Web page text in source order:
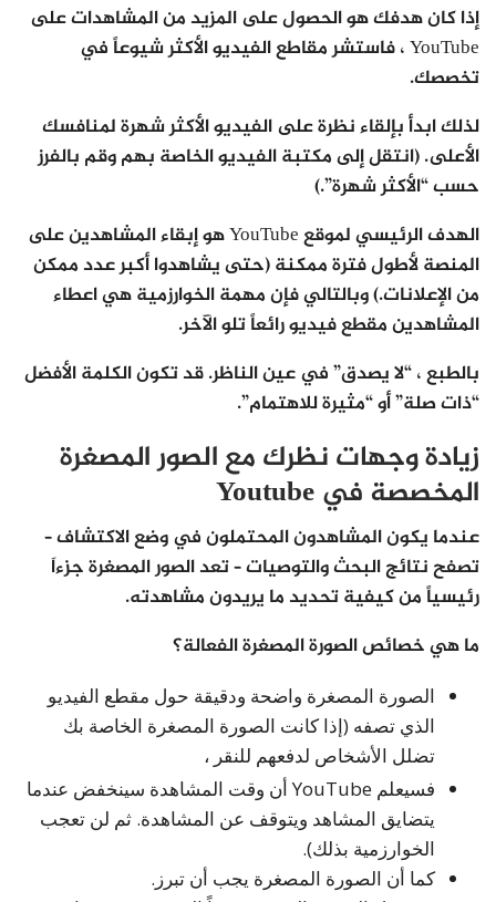
إذا كان هدفك هو الحصول على المزيد من المشاهدات على
YouTube ، فاستشر مقاطع الفيديو الأكثر شيوعاً في
تخصصك.
لذلك ابدأ بإلقاء نظرة على الفيديو الأكثر شهرة لمنافسك
الأعلى. (انتقل إلى مكتبة الفيديو الخاصة بهم وقم بالفرز
حسب “الأكثر شهرة”.)
الهدف الرئيسي لموقع YouTube هو إبقاء المشاهدين على
المنصة لأطول فترة ممكنة (حتى يشاهدوا أكبر عدد ممكن
من الإعلانات.) وبالتالي فإن مهمة الخوارزمية هي اعطاء
المشاهدين مقطع فيديو رائعاً تلو الآخر.
بالطبع ، “لا يصدق” في عين الناظر. قد تكون الكلمة الأفضل
“ذات صلة” أو “مثيرة للاهتمام”.
زيادة وجهات نظرك مع الصور المصغرة
المخصصة في Youtube
عندما يكون المشاهدون المحتملون في وضع الاكتشاف –
تصفح نتائج البحث والتوصيات – تعد الصور المصغرة جزءاَ
رئيسياً من كيفية تحديد ما يريدون مشاهدته.
ما هي خصائص الصورة المصغرة الفعالة؟
الصورة المصغرة واضحة ودقيقة حول مقطع الفيديو
الذي تصفه (إذا كانت الصورة المصغرة الخاصة بك
تضلل الأشخاص لدفعهم للنقر ،
فسيعلم YouTube أن وقت المشاهدة سينخفض عندما
يتضايق المشاهد ويتوقف عن المشاهدة. ثم لن تعجب
الخوارزمية بذلك).
كما أن الصورة المصغرة يجب أن تبرز.